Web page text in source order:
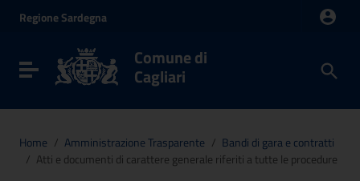
Vai al menu di navigazione
RegioneSardegna
Toggle navigation Comune di
Cagliari
Home / Amministrazione Trasparente / Bandi di gara e contratti
/ Atti e documenti di carattere generale riferiti a tutte le procedure